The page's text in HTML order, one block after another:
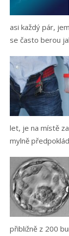
asi každý pár,
se často berou
let, je na místě
mylně
přibližně z 200